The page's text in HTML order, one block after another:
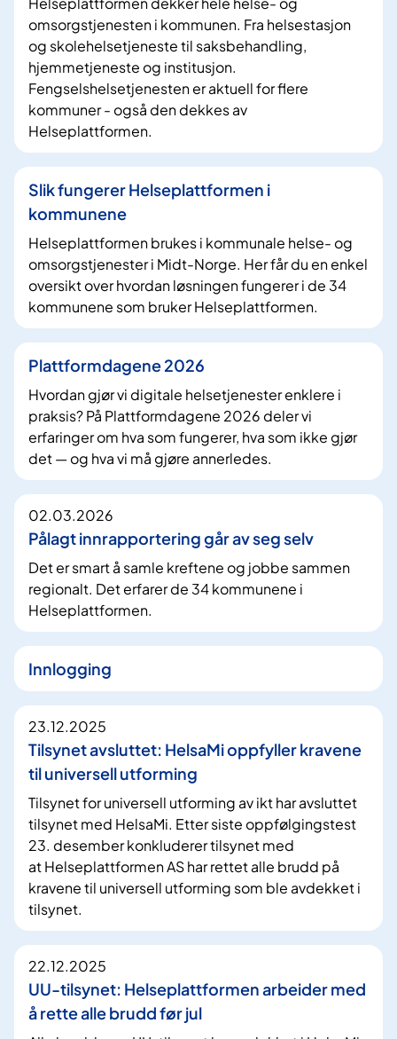
omsorgstjenesten i kommunen. Fra helsestasjon
og skolehelsetjeneste til saksbehandling,
hjemmetjeneste og institusjon.
Fengselshelsetjenesten er aktuell for flere
kommuner - også den dekkes av
Helseplattformen.
Slik fungerer Helseplattformen i
kommunene
Helseplattformen brukes i kommunale helse- og
omsorgstjenester i Midt-Norge. Her får du en enkel
oversikt over hvordan løsningen fungerer i de 34
kommunene som bruker Helseplattformen.
Plattformdagene 2026
Hvordan gjør vi digitale helsetjenester enklere i
praksis? På Plattformdagene 2026 deler vi
erfaringer om hva som fungerer, hva som ikke gjør
det — og hva vi må gjøre annerledes.
02.03.2026
Pålagt innrapportering går av seg selv
Det er smart å samle kreftene og jobbe sammen
regionalt. Det erfarer de 34 kommunene i
Helseplattformen.
Innlogging
23.12.2025
Tilsynet avsluttet: HelsaMi oppfyller kravene
til universell utforming
Tilsynet for universell utforming av ikt har avsluttet
tilsynet med HelsaMi. Etter siste oppfølgingstest
23. desember konkluderer tilsynet med
at Helseplattformen AS har rettet alle brudd på
kravene til universell utforming som ble avdekket i
tilsynet.
22.12.2025
UU-tilsynet: Helseplattformen arbeider med
å rette alle brudd før jul